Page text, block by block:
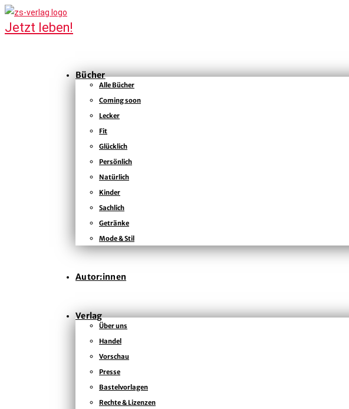
Bücher
Alle Bücher
Coming soon
Lecker
Fit
Glücklich
Persönlich
Natürlich
Kinder
Sachlich
Getränke
Mode & Stil
Autor:innen
Verlag
Über uns
Handel
Vorschau
Presse
Bastelvorlagen
Rechte & Lizenzen